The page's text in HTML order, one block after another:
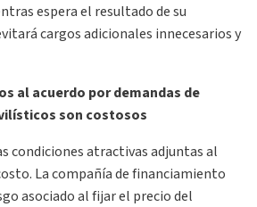
espera el resultado de su
cargos adicionales innecesarios y
al acuerdo por demandas de
son costosos
condiciones atractivas adjuntas al
La compañía de financiamiento
asociado al fijar el precio del